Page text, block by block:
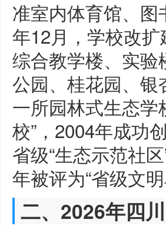
准室内体育馆、
年12月，学校改
综合教学楼、实
公园、桂花园、
一所园林式生态学
校”，2004年成功
省级“生态示范社
年被评为“省级文明
二、2026年四